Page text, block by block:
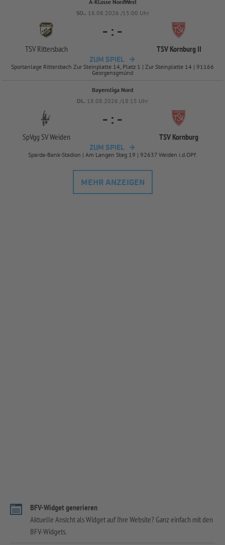
A-Klasse NordWest
SO.. 16.08.2026 /15:00 Uhr
TSV Rittersbach
- : -
TSV Kornburg II
ZUM SPIEL
Sportanlage Rittersbach Zur Steinplatte 14, Platz 1 | Zur Steinplatte 14 | 91166
Georgensgmünd
Bayernliga Nord
DI.. 18.08.2026 /18:15 Uhr
SpVgg SV Weiden
- : -
TSV Kornburg
ZUM SPIEL
Sparda-Bank-Stadion | Am Langen Steg 19 | 92637 Weiden i.d.OPf.
MEHR ANZEIGEN
BFV-Widget generieren
Aktuelle Ansicht als Widget auf Ihre Website? Ganz einfach mit den
BFV-Widgets.